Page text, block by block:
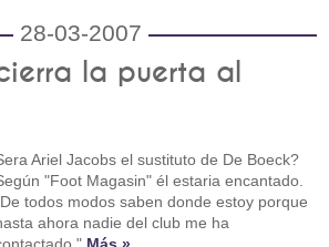
28-03-2007
la puerta al
Ariel Jacobs el sustituto de De Boeck?
"Foot Magasin" él estaria encantado.
todos modos saben donde estoy porque
ahora nadie del club me ha